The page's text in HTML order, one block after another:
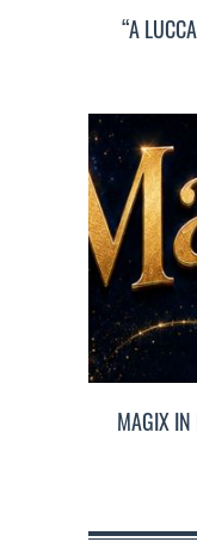
“A
MAGIX IN